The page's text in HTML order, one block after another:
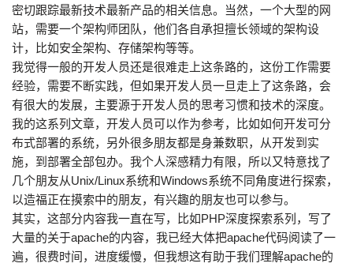
密切跟踪最新技术最新产品的相关信息。当然，一个大型的网
站，需要一个架构师团队，他们各自承担擅长领域的架构设
计，比如安全架构、存储架构等等。
我觉得一般的开发人员还是很难走上这条路的，这份工作需要
经验，需要不断实践，但如果开发人员一旦走上了这条路，会
有很大的发展，主要源于开发人员的思考习惯和技术的深度。
我的这系列文章，开发人员可以作为参考，比如如何开发可分
布式部署的系统，另外很多朋友都是身兼数职，从开发到实
施，到部署全部包办。我个人深感精力有限，所以又特意找了
几个朋友从Unix/Linux系统和Windows系统不同角度进行探索，
以造福正在摸索中的朋友，有兴趣的朋友也可以参与。
其实，这部分内容我一直在写，比如PHP深度探索系列，写了
大量的关于apache的内容，我已经大体把apache代码阅读了一
遍，很费时间，进度缓慢，但我想这有助于我们理解apache的